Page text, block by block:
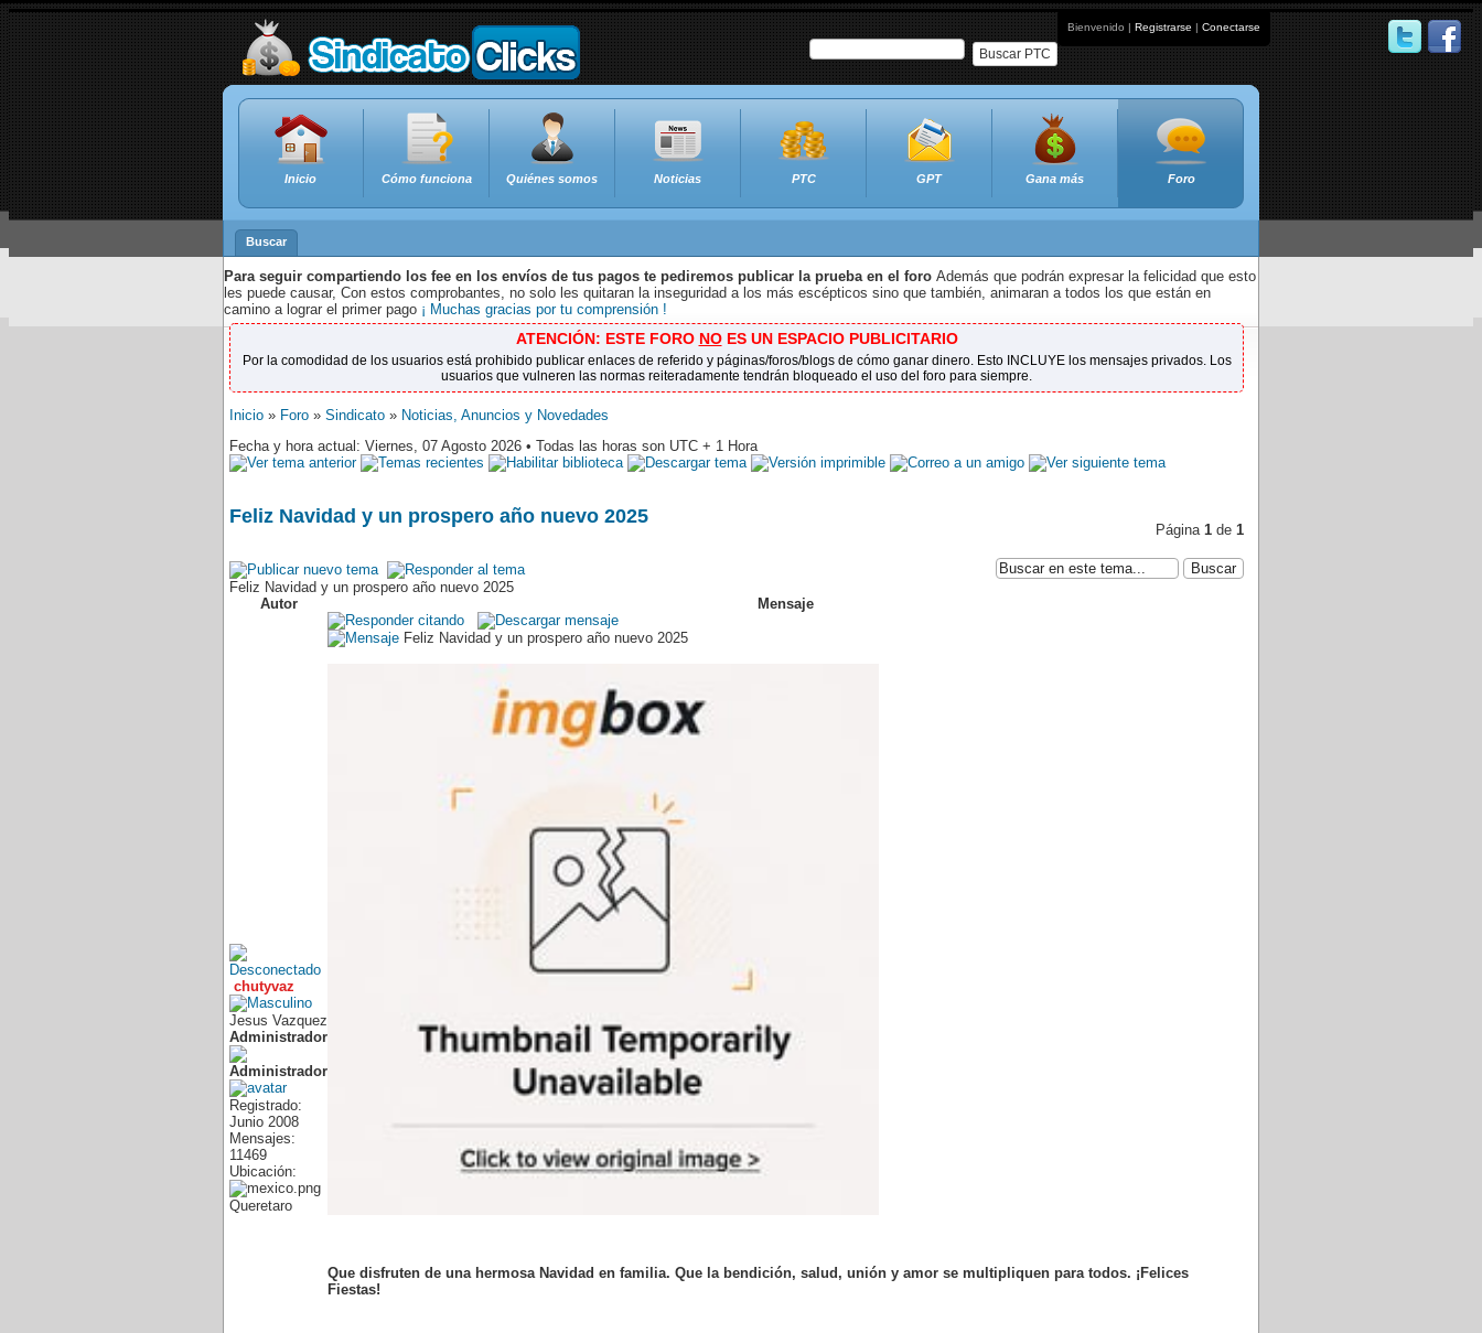
Bienvenido | Registrarse | Conectarse
Buscar PTC
Inicio Cómo funciona Quiénes somos Noticias PTC GPT Gana más Foro
Buscar
Para seguir compartiendo los fee en los envíos de tus pagos te pediremos publicar la prueba en el foro Además que podrán expresar la felicidad que esto
les puede causar, Con estos comprobantes, no solo les quitaran la inseguridad a los más escépticos sino que también, animaran a todos los que están en
camino a lograr el primer pago ¡ Muchas gracias por tu comprensión !
ATENCIÓN: ESTE FORO NOES UN ESPACIO PUBLICITARIO
Por la comodidad de los usuarios está prohibido publicar enlaces de referido y páginas/foros/blogs de cómo ganar dinero. Esto INCLUYE los mensajes privados. Los
usuarios que vulneren las normas reiteradamente tendrán bloqueado el uso del foro para siempre.
Inicio » Foro » Sindicato » Noticias, Anuncios y Novedades
Fecha y hora actual: Viernes, 07 Agosto 2026 • Todas las horas son UTC + 1 Hora
Feliz Navidad y un prospero año nuevo 2025
Página 1 de 1
Feliz Navidad y un prospero año nuevo 2025
Autor
Mensaje
chutyvaz
Jesus Vazquez
Administrador
Registrado:
Junio 2008
Mensajes:
11469
Ubicación:
Queretaro
Feliz Navidad y un prospero año nuevo 2025
Que disfruten de una hermosa Navidad en familia. Que la bendición, salud, unión y amor se multipliquen para todos. ¡Felices
Fiestas!